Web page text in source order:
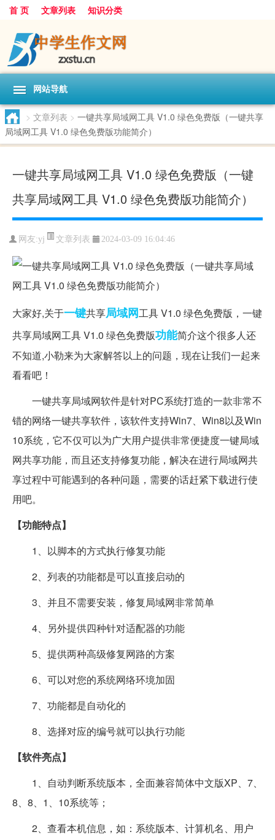
首 页 文章列表 知识分类
网站导航
> 文章列表 > 一键共享局域网工具 V1.0 绿色免费版（一键共享
局域网工具 V1.0 绿色免费版功能简介）
一键共享局域网工具 V1.0 绿色免费版（一键
共享局域网工具 V1.0 绿色免费版功能简介）
网友:yj 文章列表 2024-03-09 16:04:46
大家好,关于一键共享局域网工具 V1.0 绿色免费版，一键
共享局域网工具 V1.0 绿色免费版功能简介这个很多人还
不知道,小勒来为大家解答以上的问题，现在让我们一起来
看看吧！
一键共享局域网软件是针对PC系统打造的一款非常不
错的网络一键共享软件，该软件支持Win7、Win8以及Win
10系统，它不仅可以为广大用户提供非常便捷度一键局域
网共享功能，而且还支持修复功能，解决在进行局域网共
享过程中可能遇到的各种问题，需要的话赶紧下载进行使
用吧。
【功能特点】
1、以脚本的方式执行修复功能
2、列表的功能都是可以直接启动的
3、并且不需要安装，修复局域网非常简单
4、另外提供四种针对适配器的功能
5、提供两种高级修复网路的方案
6、可以对您的系统网络环境加固
7、功能都是自动化的
8、选择对应的编号就可以执行功能
【软件亮点】
1、自动判断系统版本，全面兼容简体中文版XP、7、
8、8、1、10系统等；
2、查看本机信息，如：系统版本、计算机名、用户